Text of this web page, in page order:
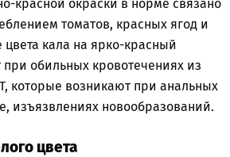
красной окраски в норме связано
томатов, красных ягод и
кала на ярко-красный
обильных кровотечениях из
которые возникают при анальных
изъязвлениях новообразований.
цвета